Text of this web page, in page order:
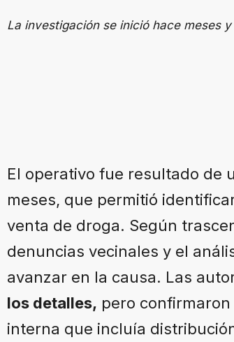
La investigación se inició hace meses
El operativo fue resultado de
meses, que permitió
venta de droga. Según
denuncias vecinales y el
avanzar en la causa. Las
los detalles, pero
interna que incluía